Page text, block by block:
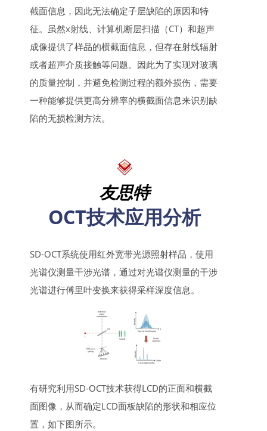
截面信息，因此无法确定子层缺陷的原因和特
征。虽然x射线、计算机断层扫描（CT）和超声
成像提供了样品的横截面信息，但存在射线辐射
或者超声介质接触等问题。因此为了实现对玻璃
的质量控制，并避免检测过程的额外损伤，需要
一种能够提供更高分辨率的横截面信息来识别缺
陷的无损检测方法。
友思特
OCT技术应用分析
SD-OCT系统使用红外宽带光源照射样品，使用
光谱仪测量干涉光谱，通过对光谱仪测量的干涉
光谱进行傅里叶变换来获得采样深度信息。
有研究利用SD-OCT技术获得LCD的正面和横截
面图像，从而确定LCD面板缺陷的形状和相应位
置，如下图所示。